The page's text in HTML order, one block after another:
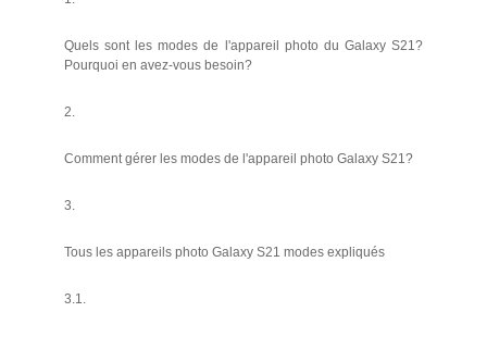
Quels sont les modes de l'appareil photo du Galaxy S21?
Pourquoi en avez-vous besoin?
2.
Comment gérer les modes de l'appareil photo Galaxy S21?
3.
Tous les appareils photo Galaxy S21 modes expliqués
3.1.